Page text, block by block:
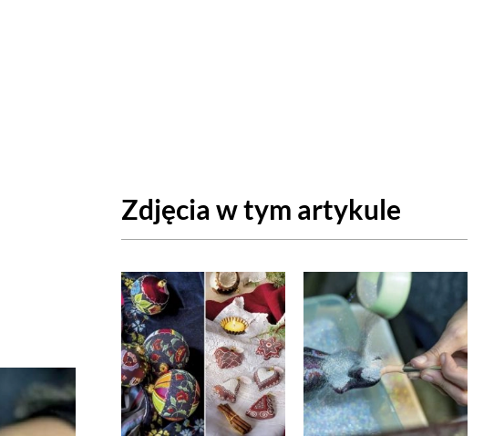
Zdjęcia w tym artykule
NATURALNA APTECZKA
ZWIERZĘTA DOMOWE
RĘKODZIEŁO RZEMIOSŁO
PRZYSTAWKI ZUPY
PRZETWORY INNE